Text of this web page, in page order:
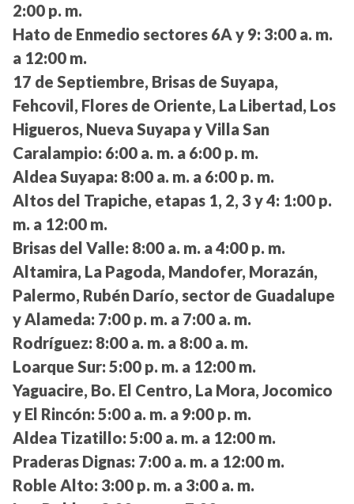
2:00 p. m.
Hato de Enmedio sectores 6A y 9: 3:00 a. m.
a 12:00 m.
17 de Septiembre, Brisas de Suyapa,
Fehcovil, Flores de Oriente, La Libertad, Los
Higueros, Nueva Suyapa y Villa San
Caralampio: 6:00 a. m. a 6:00 p. m.
Aldea Suyapa: 8:00 a. m. a 6:00 p. m.
Altos del Trapiche, etapas 1, 2, 3 y 4: 1:00 p.
m. a 12:00 m.
Brisas del Valle: 8:00 a. m. a 4:00 p. m.
Altamira, La Pagoda, Mandofer, Morazán,
Palermo, Rubén Darío, sector de Guadalupe
y Alameda: 7:00 p. m. a 7:00 a. m.
Rodríguez: 8:00 a. m. a 8:00 a. m.
Loarque Sur: 5:00 p. m. a 12:00 m.
Yaguacire, Bo. El Centro, La Mora, Jocomico
y El Rincón: 5:00 a. m. a 9:00 p. m.
Aldea Tizatillo: 5:00 a. m. a 12:00 m.
Praderas Dignas: 7:00 a. m. a 12:00 m.
Roble Alto: 3:00 p. m. a 3:00 a. m.